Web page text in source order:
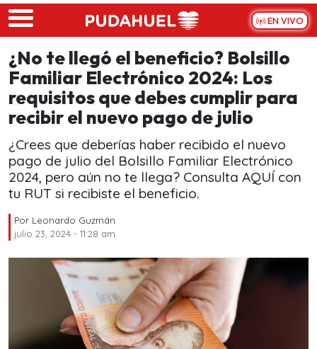
Skip to main content
EN VIVO
¿No te llegó el beneficio? Bolsillo
Familiar Electrónico 2024: Los
requisitos que debes cumplir para
recibir el nuevo pago de julio
¿Crees que deberías haber recibido el nuevo
pago de julio del Bolsillo Familiar Electrónico
2024, pero aún no te llega? Consulta AQUÍ con
tu RUT si recibiste el beneficio.
Por Leonardo Guzmán
julio 23, 2024 - 11:28 am